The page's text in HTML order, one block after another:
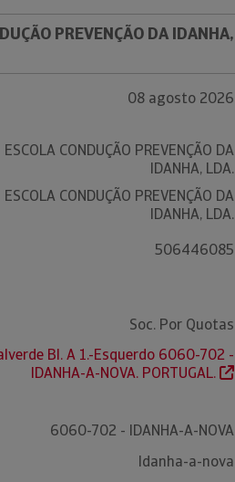
PREVENÇÃO DA IDANHA,
08 agosto 2026
ESCOLA CONDUÇÃO PREVENÇÃO DA
IDANHA, LDA.
ESCOLA CONDUÇÃO PREVENÇÃO DA
IDANHA, LDA.
506446085
Soc. Por Quotas
Bl. A 1.-Esquerdo 6060-702 -
IDANHA-A-NOVA. PORTUGAL.
6060-702 - IDANHA-A-NOVA
Idanha-a-nova